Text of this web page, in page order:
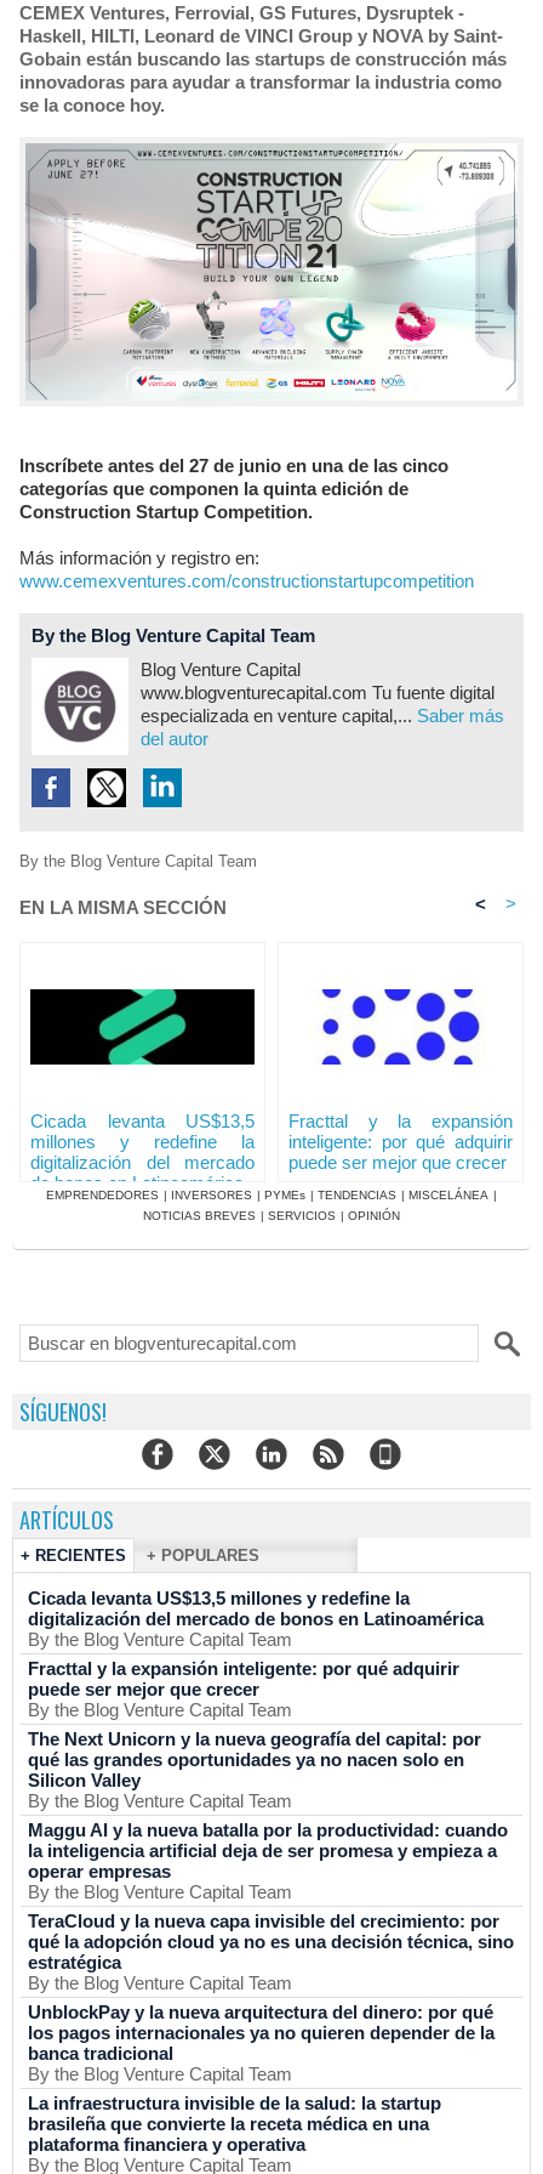
​CEMEX Ventures, Ferrovial, GS Futures, Dysruptek -
Haskell, HILTI, Leonard de VINCI Group y NOVA by Saint-
Gobain están buscando las startups de construcción más
innovadoras para ayudar a transformar la industria como
se la conoce hoy.
Inscríbete antes del 27 de junio en una de las cinco
categorías que componen la quinta edición de
Construction Startup Competition.
Más información y registro en:
www.cemexventures.com/constructionstartupcompetition
By the Blog Venture Capital Team
Blog Venture Capital
www.blogventurecapital.com Tu fuente digital
especializada en venture capital,... Saber más
del autor
By the Blog Venture Capital Team
EN LA MISMA SECCIÓN < >
Cicada levanta US$13,5
millones y redefine la
digitalización del mercado
de bonos en Latinoamérica
Fracttal y la expansión
inteligente: por qué adquirir
puede ser mejor que crecer
EMPRENDEDORES | INVERSORES | PYMEs | TENDENCIAS | MISCELÁNEA |
NOTICIAS BREVES | SERVICIOS | OPINIÓN
SÍGUENOS!
ARTÍCULOS
+ RECIENTES + POPULARES
Cicada levanta US$13,5 millones y redefine la
digitalización del mercado de bonos en Latinoamérica
By the Blog Venture Capital Team
Fracttal y la expansión inteligente: por qué adquirir
puede ser mejor que crecer
By the Blog Venture Capital Team
The Next Unicorn y la nueva geografía del capital: por
qué las grandes oportunidades ya no nacen solo en
Silicon Valley
By the Blog Venture Capital Team
Maggu AI y la nueva batalla por la productividad: cuando
la inteligencia artificial deja de ser promesa y empieza a
operar empresas
By the Blog Venture Capital Team
TeraCloud y la nueva capa invisible del crecimiento: por
qué la adopción cloud ya no es una decisión técnica, sino
estratégica
By the Blog Venture Capital Team
UnblockPay y la nueva arquitectura del dinero: por qué
los pagos internacionales ya no quieren depender de la
banca tradicional
By the Blog Venture Capital Team
La infraestructura invisible de la salud: la startup
brasileña que convierte la receta médica en una
plataforma financiera y operativa
By the Blog Venture Capital Team